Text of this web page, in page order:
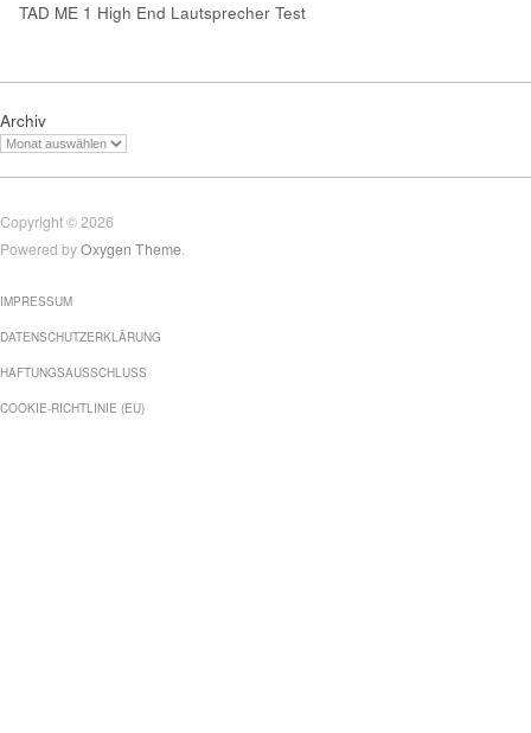
TAD ME 1 High End Lautsprecher Test
Archiv
Copyright © 2026
Powered byOxygen Theme.
IMPRESSUM
DATENSCHUTZERKLÄRUNG
HAFTUNGSAUSSCHLUSS
COOKIE-RICHTLINIE (EU)